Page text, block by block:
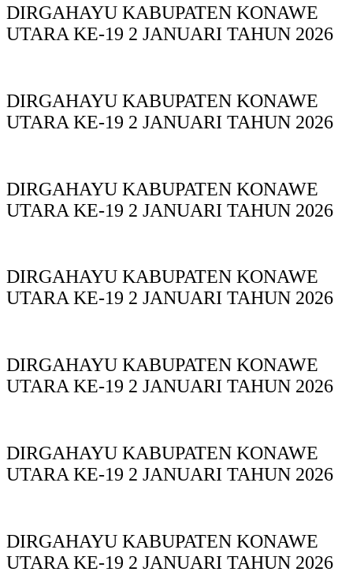
DIRGAHAYU KABUPATEN KONAWE
UTARA KE-19 2 JANUARI TAHUN 2026
DIRGAHAYU KABUPATEN KONAWE
UTARA KE-19 2 JANUARI TAHUN 2026
DIRGAHAYU KABUPATEN KONAWE
UTARA KE-19 2 JANUARI TAHUN 2026
DIRGAHAYU KABUPATEN KONAWE
UTARA KE-19 2 JANUARI TAHUN 2026
DIRGAHAYU KABUPATEN KONAWE
UTARA KE-19 2 JANUARI TAHUN 2026
DIRGAHAYU KABUPATEN KONAWE
UTARA KE-19 2 JANUARI TAHUN 2026
DIRGAHAYU KABUPATEN KONAWE
UTARA KE-19 2 JANUARI TAHUN 2026